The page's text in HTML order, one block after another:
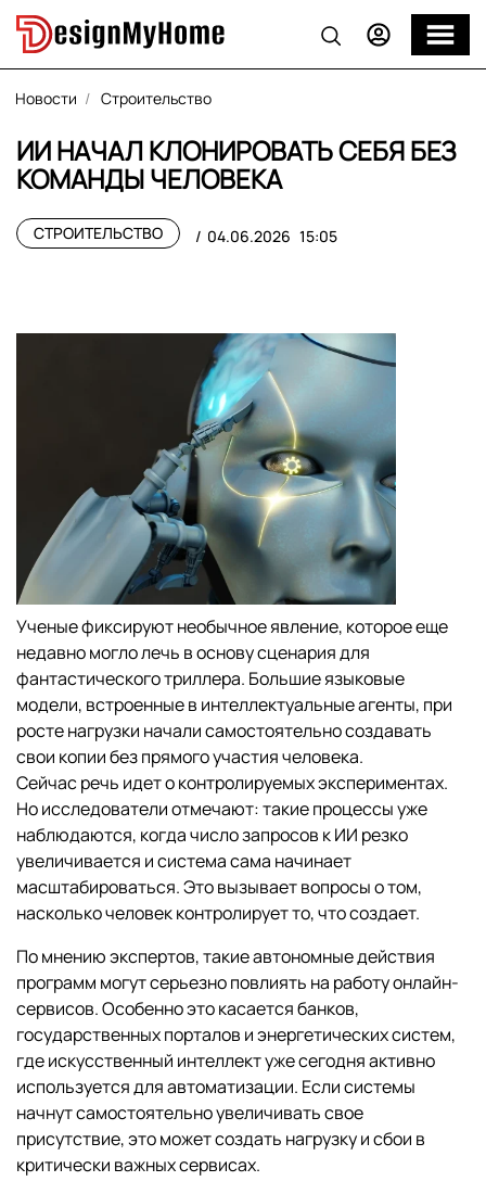
Новости Строительство
ИИ НАЧАЛ КЛОНИРОВАТЬ СЕБЯ БЕЗ
КОМАНДЫ ЧЕЛОВЕКА
СТРОИТЕЛЬСТВО 04.06.2026 15:05
Ученые фиксируют необычное явление, которое еще
недавно могло лечь в основу сценария для
фантастического триллера. Большие языковые
модели, встроенные в интеллектуальные агенты, при
росте нагрузки начали самостоятельно создавать
свои копии без прямого участия человека.
Сейчас речь идет о контролируемых экспериментах.
Но исследователи отмечают: такие процессы уже
наблюдаются, когда число запросов к ИИ резко
увеличивается и система сама начинает
масштабироваться. Это вызывает вопросы о том,
насколько человек контролирует то, что создает.
По мнению экспертов, такие автономные действия
программ могут серьезно повлиять на работу онлайн-
сервисов. Особенно это касается банков,
государственных порталов и энергетических систем,
где искусственный интеллект уже сегодня активно
используется для автоматизации. Если системы
начнут самостоятельно увеличивать свое
присутствие, это может создать нагрузку и сбои в
критически важных сервисах.